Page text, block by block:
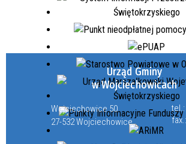
Urząd Gminy
w Wojciechowicach
Wojciechowice 50
27-532 Wojciechowice
tel.:
fax.: